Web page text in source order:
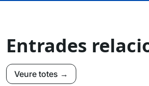
Entrades
Veure totes →